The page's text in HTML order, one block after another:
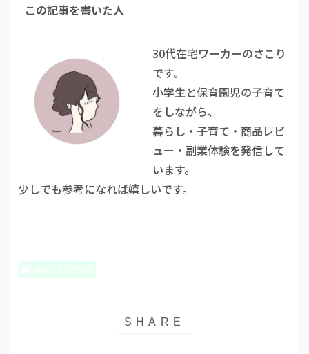
この記事を書いた人
30代在宅ワーカーのさこり
です。
小学生と保育園児の子育て
をしながら、
暮らし・子育て・商品レビ
ュー・副業体験を発信して
います。
少しでも参考になれば嬉しいです。